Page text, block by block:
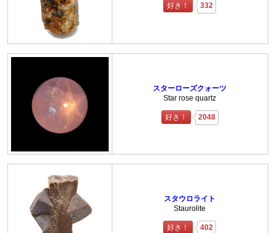
好き！ 332
スターローズクォーツ
Star rose quartz
好き！ 2048
スタウロライト
Staurolite
好き！ 402